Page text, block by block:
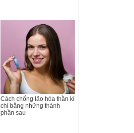
Cách chống lão hóa thần kì
chỉ bằng những thành
phần sau